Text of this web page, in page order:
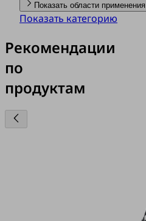
Показать области применения
Показать категорию
Рекомендации
по
продуктам